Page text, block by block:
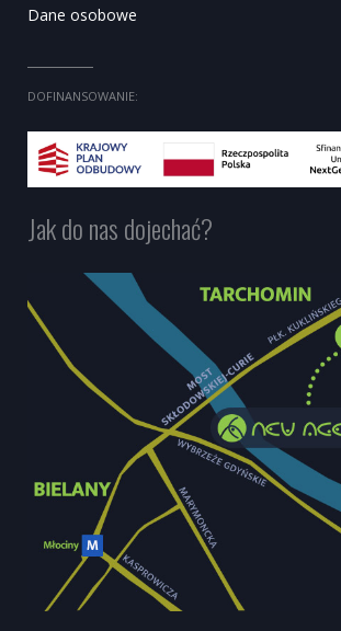
Dane osobowe
DOFINANSOWANIE:
Jak do nas dojechać?